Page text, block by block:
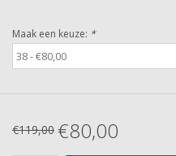
Maak een keuze: *
€119,00 €80,00